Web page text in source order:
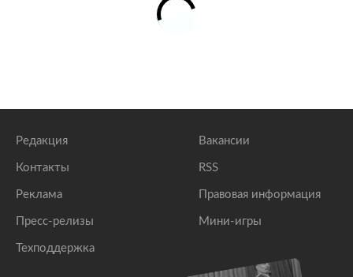
Редакция
Контакты
Реклама
Пресс-релизы
Техподдержка
Вакансии
RSS
Правовая информация
Мини-игры